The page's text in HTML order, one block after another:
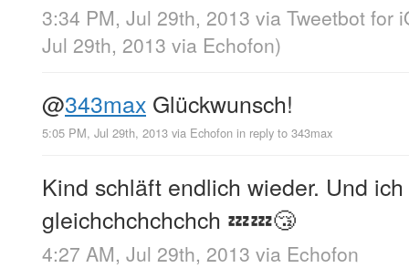
3:34 PM, Jul 29th, 2013 via Tweetbot for
Jul 29th, 2013 via Echofon)
@343max Glückwunsch!
5:05 PM, Jul 29th, 2013 via Echofon in reply to 343max
Kind schläft endlich wieder. Und
gleichchchchchch 💤💤😴
4:27 AM, Jul 29th, 2013 via Echofon